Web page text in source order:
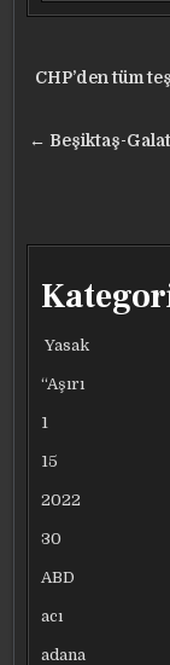
Yazı
CHP’den tüm
← Beşiktaş-
Yasak
“Aşırı
1
15
2022
30
ABD
acı
adana